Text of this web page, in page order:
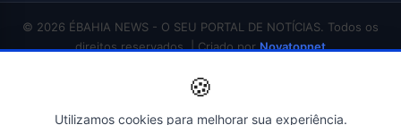
© 2026 ÉBAHIA NEWS - O SEU PORTAL DE NOTÍCIAS. Todos os
direitos reservados. | Criado porNovatopnet
ECONOMIA
🍪
Utilizamos cookies para melhorar sua experiência.